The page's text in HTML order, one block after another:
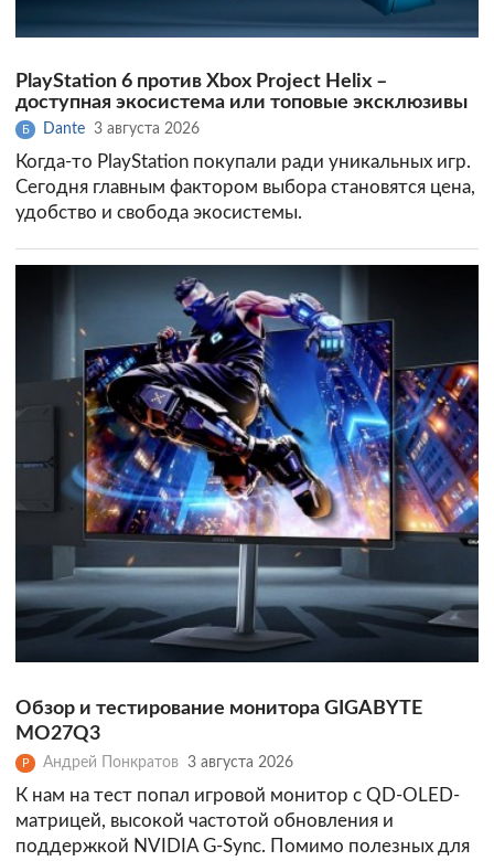
PlayStation 6 против Xbox Project Helix –
доступная экосистема или топовые эксклюзивы
Б Dante 3 августа 2026
Когда-то PlayStation покупали ради уникальных игр.
Сегодня главным фактором выбора становятся цена,
удобство и свобода экосистемы.
Обзор и тестирование монитора GIGABYTE
MO27Q3
Р Андрей Понкратов 3 августа 2026
К нам на тест попал игровой монитор с QD-OLED-
матрицей, высокой частотой обновления и
поддержкой NVIDIA G-Sync. Помимо полезных для